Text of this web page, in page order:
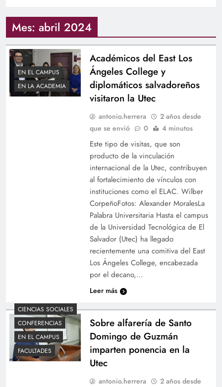
Mes: abril 2024
EN EL CAMPUS
EN LA ACADEMIA
Académicos del East Los
Ángeles College y
diplomáticos salvadoreños
visitaron la Utec
antonio.herrera
2 años desde
que se envió
0 4 minutos
Este tipo de visitas, que son
producto de la vinculación
internacional de la Utec, contribuyen
al fortalecimiento de vínculos con
instituciones como el ELAC. Wilber
CorpeñoFotos: Alexander MoralesLa
Palabra Universitaria Hasta el campus
de la Universidad Tecnológica de El
Salvador (Utec) ha llegado
recientemente una comitiva del East
Los Ángeles College, encabezada
por el decano,…
Leer más
CIENCIAS SOCIALES
CONFERENCIAS
EN EL CAMPUS
FACULTADES
Sobre alfarería de Santo
Domingo de Guzmán
imparten ponencia en la
Utec
antonio.herrera
2 años desde